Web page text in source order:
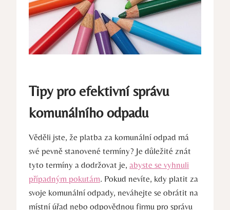
Tipy pro efektivní správu
komunálního odpadu
Věděli jste, že platba za komunální odpad má
své pevně stanovené termíny? Je důležité znát
tyto termíny a dodržovat je, abyste se vyhnuli
případným pokutám. Pokud nevíte, kdy platit za
svoje komunální odpady, neváhejte se obrátit na
místní úřad nebo odpovědnou firmu pro správu